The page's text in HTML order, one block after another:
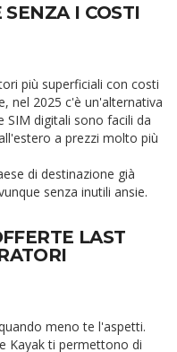
I COSTI
più superficiali con costi
nel 2025 c'è un'alternativa
SIM digitali sono facili da
a prezzi molto più
di destinazione già
senza inutili ansie.
LAST
meno te l'aspetti.
Kayak ti permettono di